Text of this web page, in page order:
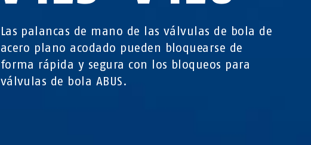
Las palancas de mano de las válvulas de bola de
acero plano acodado pueden bloquearse de
forma rápida y segura con los bloqueos para
válvulas de bola ABUS.